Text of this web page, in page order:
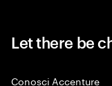
Let there be
Conosci Accenture